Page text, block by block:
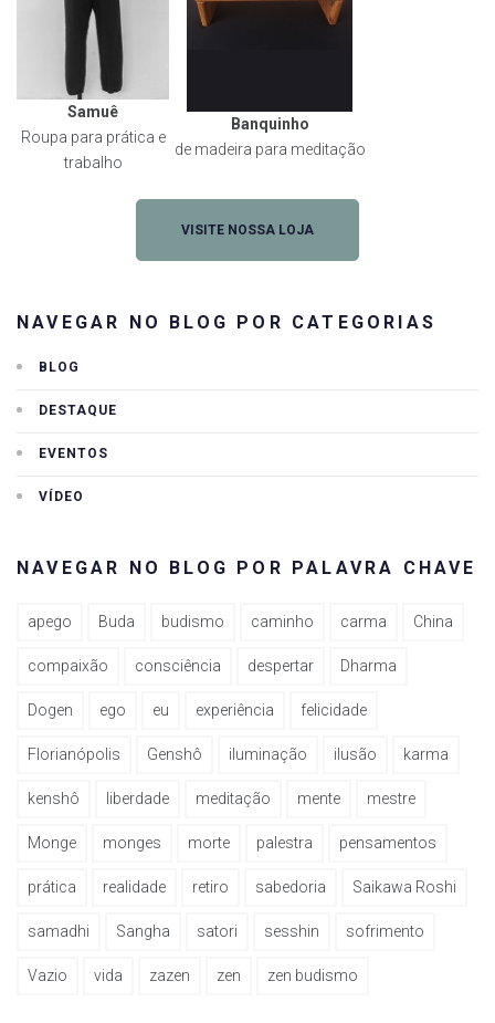
Samuê
Roupa para prática e
trabalho
Banquinho
de madeira para meditação
VISITE NOSSA LOJA
NAVEGAR NO BLOG POR CATEGORIAS
BLOG
DESTAQUE
EVENTOS
VÍDEO
NAVEGAR NO BLOG POR PALAVRA CHAVE
apego Buda budismo caminho carma China
compaixão consciência despertar Dharma
Dogen ego eu experiência felicidade
Florianópolis Genshô iluminação ilusão karma
kenshô liberdade meditação mente mestre
Monge monges morte palestra pensamentos
prática realidade retiro sabedoria Saikawa Roshi
samadhi Sangha satori sesshin sofrimento
Vazio vida zazen zen zen budismo